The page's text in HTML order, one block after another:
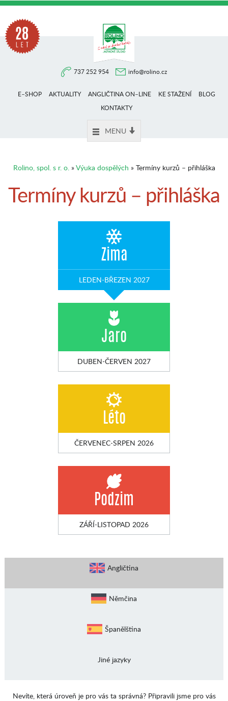
737 252 954 info@rolino.cz
E–SHOP AKTUALITY ANGLIČTINA ON–LINE KE STAŽENÍ
BLOG
KONTAKTY
MENU
Rolino, spol. s r. o.»Výuka dospělých » Termíny kurzů – přihláška
Termíny kurzů – přihláška
Zima
LEDEN-BŘEZEN 2027
Jaro
DUBEN-ČERVEN 2027
Léto
ČERVENEC-SRPEN 2026
Podzim
ZÁŘÍ-LISTOPAD 2026
Angličtina
Němčina
Španělština
Jiné jazyky
Nevíte, která úroveň je pro vás ta správná? Připravili jsme pro vás